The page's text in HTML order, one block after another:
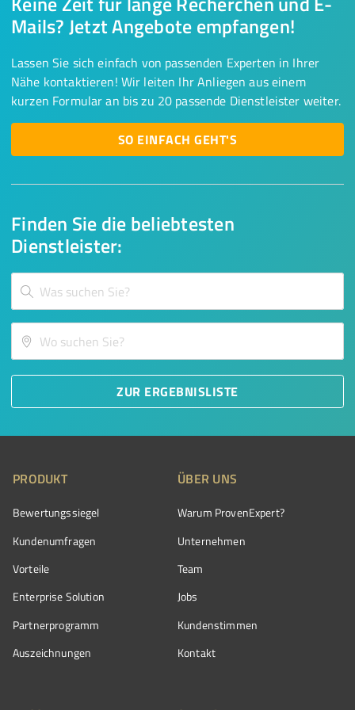
Finden Sie die beliebtesten
Dienstleister:
ZUR ERGEBNISLISTE
Mails? Jetzt Angebote empfangen!
Lassen Sie sich einfach von passenden Experten in Ihrer
Nähe kontaktieren! Wir leiten Ihr Anliegen aus einem
kurzen Formular an bis zu 20 passende Dienstleister weiter.
SO EINFACH GEHT'S
PRODUKT
Bewertungssiegel
Kundenumfragen
Vorteile
Enterprise Solution
Partnerprogramm
Auszeichnungen
ÜBER UNS
Warum ProvenExpert?
Unternehmen
Team
Jobs
Kundenstimmen
Kontakt